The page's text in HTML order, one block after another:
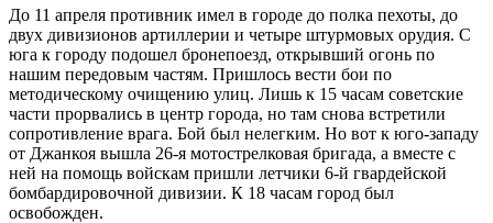
До 11 апреля противник имел в городе до полка пехоты, до
двух дивизионов артиллерии и четыре штурмовых орудия. С
юга к городу подошел бронепоезд, открывший огонь по
нашим передовым частям. Пришлось вести бои по
методическому очищению улиц. Лишь к 15 часам советские
части прорвались в центр города, но там снова встретили
сопротивление врага. Бой был нелегким. Но вот к юго-западу
от Джанкоя вышла 26-я мотострелковая бригада, а вместе с
ней на помощь войскам пришли летчики 6-й гвардейской
бомбардировочной дивизии. К 18 часам город был
освобожден.